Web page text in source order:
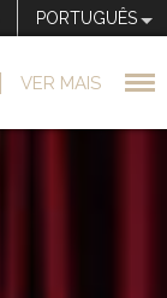
PORTUGUÊS
VER MAIS